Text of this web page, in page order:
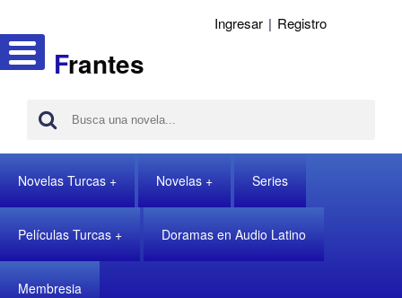
Frantes
Ingresar | Registro
Novelas Turcas Novelas Series
Películas Turcas Doramas en Audio Latino
Membresia